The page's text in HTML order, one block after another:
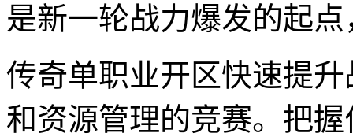
是新一轮战力爆发的起
传奇单职业开区快速提
和资源管理的竞赛。把